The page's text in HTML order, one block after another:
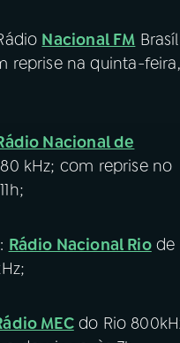
Nacional FM
reprise na quinta-
Nacional de
kHz; com reprise no
Rádio Nacional Riode
MECdo Rio